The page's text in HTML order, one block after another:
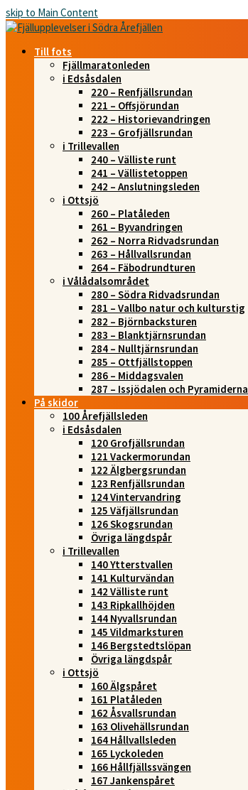
skip to Main Content
Till fots
Fjällmaratonleden
i Edsåsdalen
220 – Renfjällsrundan
221 – Offsjörundan
222 – Historievandringen
223 – Grofjällsrundan
i Trillevallen
240 – Välliste runt
241 – Vällistetoppen
242 – Anslutningsleden
i Ottsjö
260 – Platåleden
261 – Byvandringen
262 – Norra Ridvadsrundan
263 – Hållvallsrundan
264 – Fäbodrundturen
i Vålådalsområdet
280 – Södra Ridvadsrundan
281 – Vallbo natur och kulturstig
282 – Björnbacksturen
283 – Blanktjärnsrundan
284 – Nulltjärnsrundan
285 – Ottfjällstoppen
286 – Middagsvalen
287 – Issjödalen och Pyramiderna
På skidor
100 Årefjällsleden
i Edsåsdalen
120 Grofjällsrundan
121 Vackermorundan
122 Älgbergsrundan
123 Renfjällsrundan
124 Vintervandring
125 Väfjällsrundan
126 Skogsrundan
Övriga längdspår
i Trillevallen
140 Ytterstvallen
141 Kulturvändan
142 Välliste runt
143 Ripkallhöjden
144 Nyvallsrundan
145 Vildmarksturen
146 Bergstedtslöpan
Övriga längdspår
i Ottsjö
160 Älgspåret
161 Platåleden
162 Åsvallsrundan
163 Olivehällsrundan
164 Hållvallsleden
165 Lyckoleden
166 Hållfjällssvängen
167 Jankenspåret